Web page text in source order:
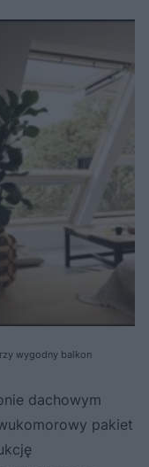
wygodny balkon
dachowym
pakiet